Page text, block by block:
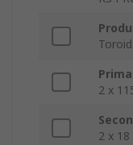
2 x
2 x 18